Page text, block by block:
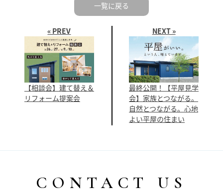
« PREV
【相談会】建て替え＆
リフォーム提案会
一覧に戻る
NEXT »
最終公開！【平屋見学
会】家族とつながる。
自然とつながる。心地
よい平屋の住まい
CONTACT US